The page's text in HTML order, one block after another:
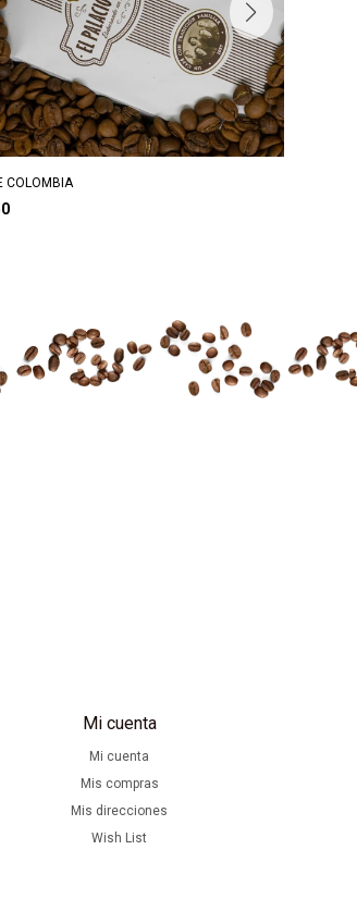
COLOMBIA
Mi cuenta
Mi cuenta
Mis compras
Mis direcciones
Wish List